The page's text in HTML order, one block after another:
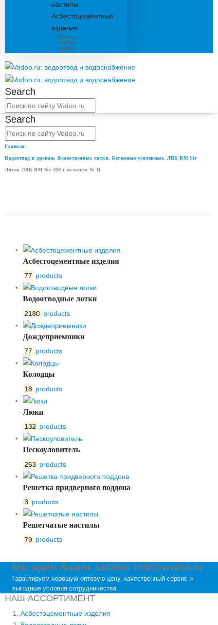
настилы
Асбестоцементные
изделия
Листы,
плиты,
трубы
Search
Search
Главная
Водоотвод и дренаж, Водоотводные лотки, Бетонные усиленные, ЛВК ВМ Sir
Лоток ЛВК ВМ Sir 200 с уклоном № 11
Асбестоцементные изделия
77 products
Водоотводные лотки
2180 products
Дождеприемники
77 products
Колодцы
18 products
Люки
132 products
Пескоуловитель
263 products
Решетка придверного поддона
3 products
Решетчатые настилы
79 products
Мы ждём Ваших заявок: info@vodoo.ru
Гарантируем хорошую оптовую цену, качественный сервис и
выгодные условия сотрудничества
НАШ АССОРТИМЕНТ
Асбестоцементные изделия